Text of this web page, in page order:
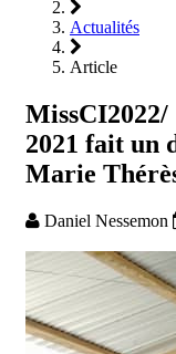
Actualités
Article
2021 fait un
Marie
Daniel Nessemon